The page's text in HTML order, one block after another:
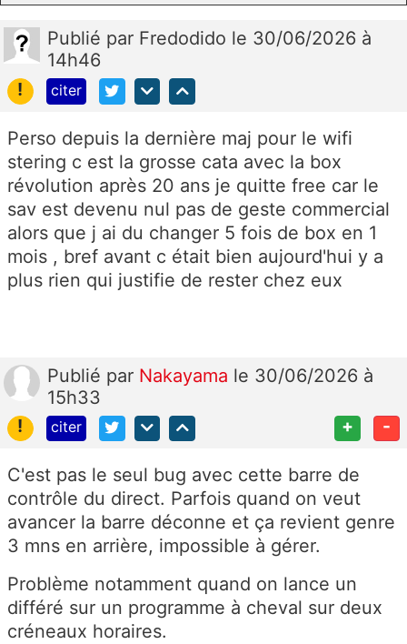
Publié par Fredodido le 30/06/2026 à
14h46
!
citer
Perso depuis la dernière maj pour le wifi
stering c est la grosse cata avec la box
révolution après 20 ans je quitte free car le
sav est devenu nul pas de geste commercial
alors que j ai du changer 5 fois de box en 1
mois , bref avant c était bien aujourd'hui y a
plus rien qui justifie de rester chez eux
Publié par Nakayama le 30/06/2026 à
15h33
!
citer + -
C'est pas le seul bug avec cette barre de
contrôle du direct. Parfois quand on veut
avancer la barre déconne et ça revient genre
3 mns en arrière, impossible à gérer.
Problème notamment quand on lance un
différé sur un programme à cheval sur deux
créneaux horaires.